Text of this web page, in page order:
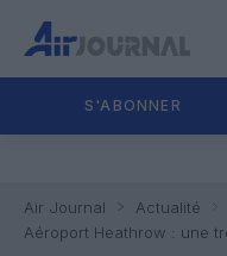
S'ABONNER
Air Journal
Actualité
Aéroport Heathrow : une